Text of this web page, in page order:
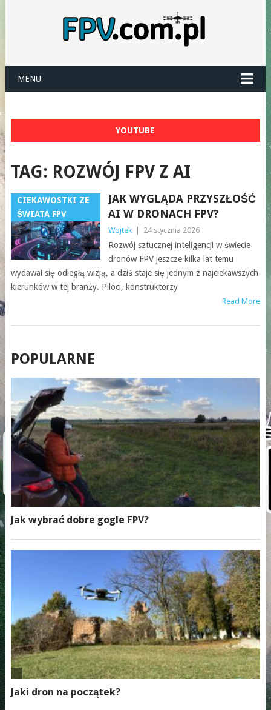
MENU
YOUTUBE
TAG: ROZWÓJ FPV Z AI
CIEKAWOSTKI ZE
ŚWIATA FPV
JAK WYGLĄDA PRZYSZŁOŚĆ
AI W DRONACH FPV?
Wojtek 24 stycznia 2026
Rozwój sztucznej inteligencji w świecie
dronów FPV jeszcze kilka lat temu
wydawał się odległą wizją, a dziś staje się jednym z najciekawszych
kierunków w tej branży. Piloci, konstruktorzy
Read More
POSTS
NAVIGATION
POPULARNE